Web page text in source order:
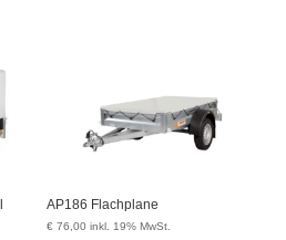
AP186 Flachplane
€ 76,00 inkl. 19% MwSt.